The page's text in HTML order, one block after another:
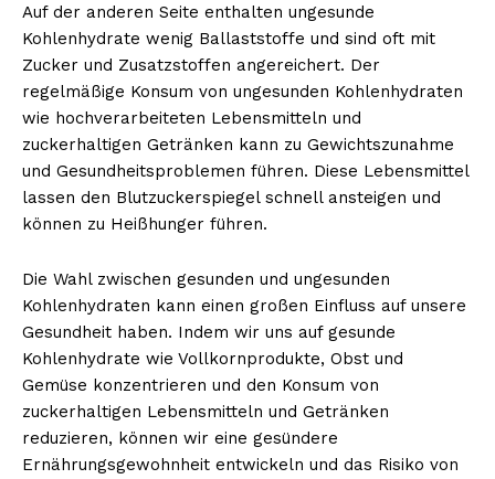
Auf der anderen Seite enthalten ungesunde
Kohlenhydrate wenig Ballaststoffe und sind oft mit
Zucker und Zusatzstoffen angereichert. Der
regelmäßige Konsum von ungesunden Kohlenhydraten
wie hochverarbeiteten Lebensmitteln und
zuckerhaltigen Getränken kann zu Gewichtszunahme
und Gesundheitsproblemen führen. Diese Lebensmittel
lassen den Blutzuckerspiegel schnell ansteigen und
können zu Heißhunger führen.
Die Wahl zwischen gesunden und ungesunden
Kohlenhydraten kann einen großen Einfluss auf unsere
Gesundheit haben. Indem wir uns auf gesunde
Kohlenhydrate wie Vollkornprodukte, Obst und
Gemüse konzentrieren und den Konsum von
zuckerhaltigen Lebensmitteln und Getränken
reduzieren, können wir eine gesündere
Ernährungsgewohnheit entwickeln und das Risiko von